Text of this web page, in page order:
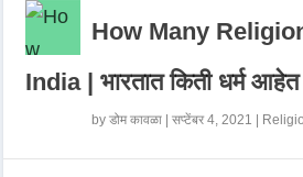
How Many
India | भारतात किती धर्म आहेत
by डोम कावळा| सप्टेंबर 4, 2021